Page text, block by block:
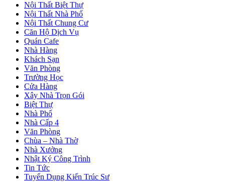
Nội Thất Biệt Thự
Nội Thất Nhà Phố
Nội Thất Chung Cư
Căn Hộ Dịch Vụ
Quán Cafe
Nhà Hàng
Khách Sạn
Văn Phòng
Trường Học
Cửa Hàng
Xây Nhà Trọn Gói
Biệt Thự
Nhà Phố
Nhà Cấp 4
Văn Phòng
Chùa – Nhà Thờ
Nhà Xưởng
Nhật Ký Công Trình
Tin Tức
Tuyển Dụng Kiến Trúc Sư